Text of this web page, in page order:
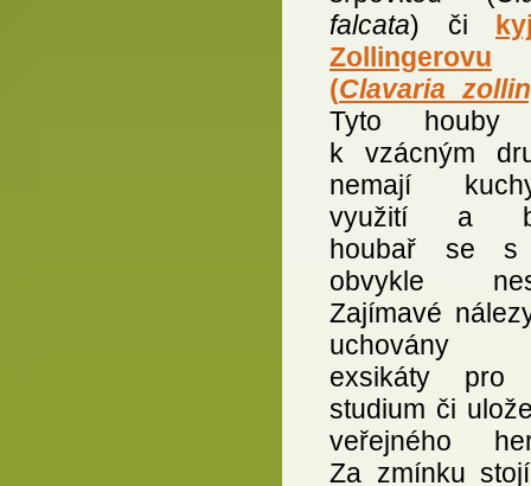
falcata) či
Zollingerovu
(Clavaria
Tyto houby
k vzácným
nemají
využití a
houbař se s
obvykle
Zajímavé
uchovány
exsikáty pro
studium či
veřejného
Za zmínku